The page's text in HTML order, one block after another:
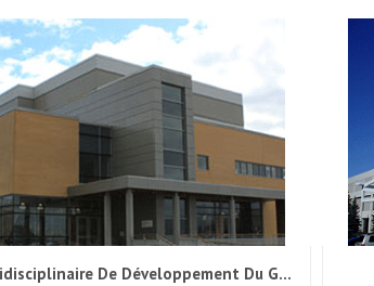
Centre Multidisciplinaire De Développement Du Génie Tissulaire (CMDGT)